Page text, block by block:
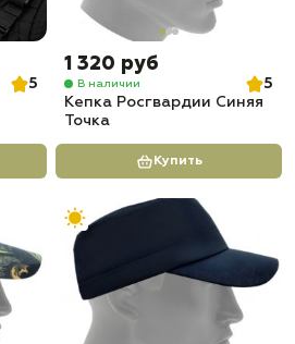
5
1 320 руб
В наличии
5
Кепка Росгвардии Синяя
Точка
Купить